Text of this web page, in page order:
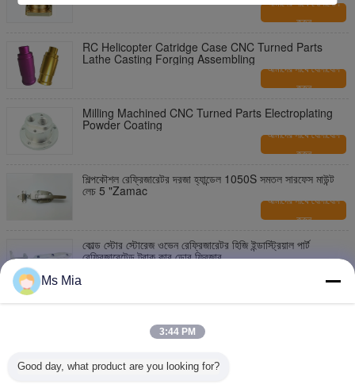
আমাদের সাথে যোগাযোগ
করুন
RC Helicopter Catridge Case CNC Turned Parts
Lathe Casting Forging Assembling
আমাদের সাথে যোগাযোগ
করুন
Milling Machined CNC Turned Parts Electroplating
Powder Coating
আমাদের সাথে যোগাযোগ
করুন
শিল্পকৌশল রেফ্রিজারেটর দরজা হ্যান্ডেল 1050S সমতল সারফেস মাউন্ট
লেচ 5 "Zamac
আমাদের সাথে যোগাযোগ
করুন
কোল্ড স্টোর স্টোরেজ ওভেন রেফ্রিজারেটর হিজি ইন্ডাস্ট্রিয়াল পার্ট
রেফ্রিজারেটেড ট্রাক কার ডোর ফ্রিজার
230mm দৈর্ঘ্য রেফ্রিজারেটর হিংসা ঠান্ডা সংগ্রহস্থল এবং ওভেন ডোর
Ms Mia
3:44 PM
Good day, what product are you looking for?